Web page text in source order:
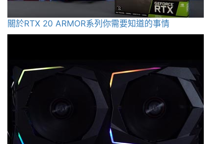
關於RTX 20 ARMOR系列你需要知道的事情